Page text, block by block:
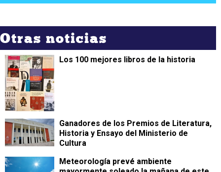
Otras noticias
Los 100 mejores libros de la historia
Ganadores de los Premios de Literatura,
Historia y Ensayo del Ministerio de
Cultura
Meteorología prevé ambiente